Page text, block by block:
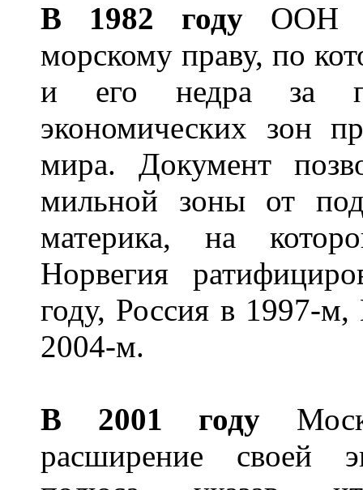
В 1982 годуООН
морскому праву, по
и его недра за
экономических зон
мира. Документ
мильной зоны от
материка, на
Норвегия
году, Россия в 1997-
2004-м.
В 2001 году
расширение своей